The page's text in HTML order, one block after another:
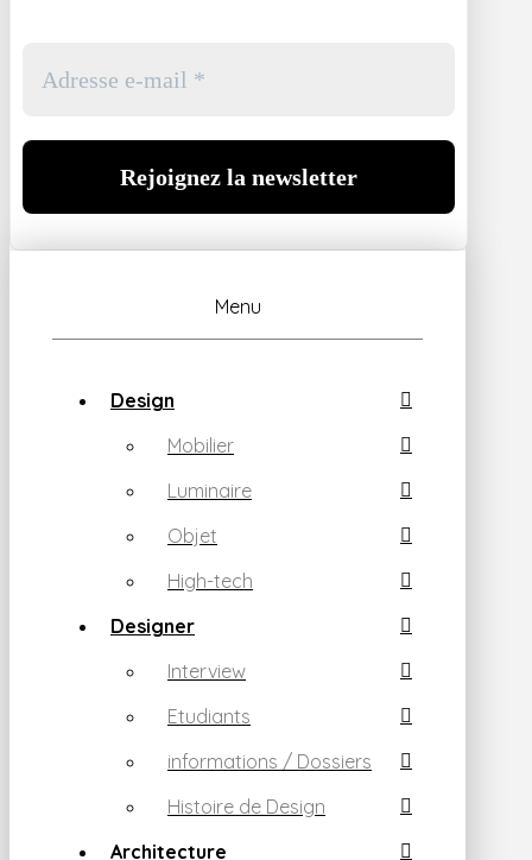
Menu
Design
Mobilier
Luminaire
Objet
High-tech
Designer
Interview
Etudiants
informations / Dossiers
Histoire de Design
Architecture